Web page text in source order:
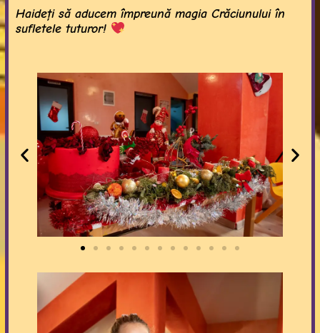
Haideți să aducem împreună magia Crăciunului în
sufletele tuturor!